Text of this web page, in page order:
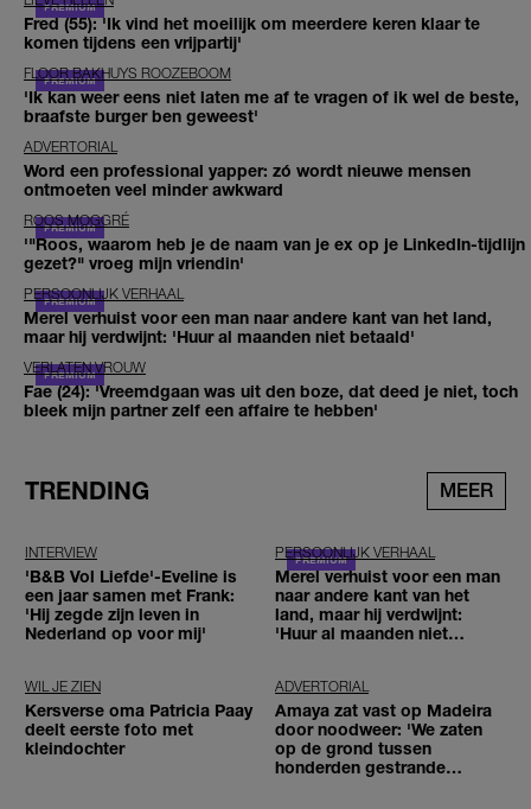
Fred (55): 'Ik vind het moeilijk om meerdere keren klaar te
komen tijdens een vrijpartij'
FLOOR BAKHUYS ROOZEBOOM
'Ik kan weer eens niet laten me af te vragen of ik wel de beste,
braafste burger ben geweest'
ADVERTORIAL
Word een professional yapper: zó wordt nieuwe mensen
ontmoeten veel minder awkward
ROOS MOGGRÉ
'"Roos, waarom heb je de naam van je ex op je LinkedIn-tijdlijn
gezet?" vroeg mijn vriendin'
PERSOONLIJK VERHAAL
Merel verhuist voor een man naar andere kant van het land,
maar hij verdwijnt: 'Huur al maanden niet betaald'
VERLATEN VROUW
Fae (24): 'Vreemdgaan was uit den boze, dat deed je niet, toch
bleek mijn partner zelf een affaire te hebben'
TRENDING MEER
INTERVIEW
'B&B Vol Liefde'-Eveline is
een jaar samen met Frank:
'Hij zegde zijn leven in
Nederland op voor mij'
PERSOONLIJK VERHAAL
Merel verhuist voor een man
naar andere kant van het
land, maar hij verdwijnt:
'Huur al maanden niet
WIL JE ZIEN
Kersverse oma Patricia Paay
deelt eerste foto met
kleindochter
ADVERTORIAL
Amaya zat vast op Madeira
door noodweer: 'We zaten
op de grond tussen
honderden gestrande